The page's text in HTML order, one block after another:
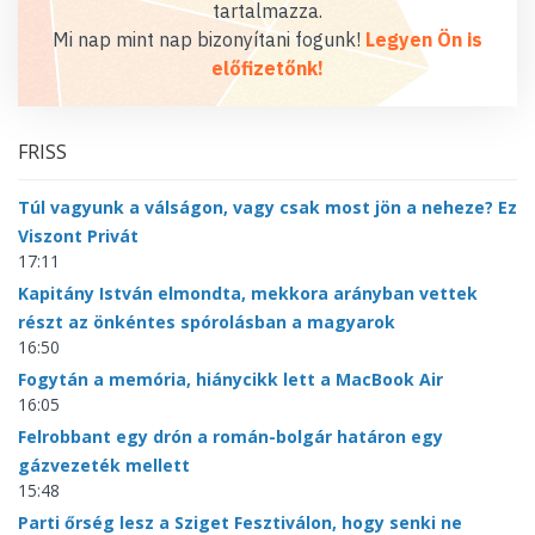
tartalmazza.
Mi nap mint nap bizonyítani fogunk! Legyen Ön is
előfizetőnk!
FRISS
Túl vagyunk a válságon, vagy csak most jön a neheze? Ez
Viszont Privát
17:11
Kapitány István elmondta, mekkora arányban vettek
részt az önkéntes spórolásban a magyarok
16:50
Fogytán a memória, hiánycikk lett a MacBook Air
16:05
Felrobbant egy drón a román-bolgár határon egy
gázvezeték mellett
15:48
Parti őrség lesz a Sziget Fesztiválon, hogy senki ne